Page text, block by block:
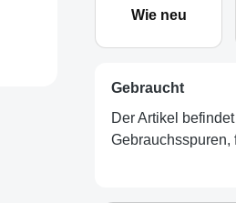
Wie neu
Gebraucht
Der Artikel
Gebrauchsspuren,